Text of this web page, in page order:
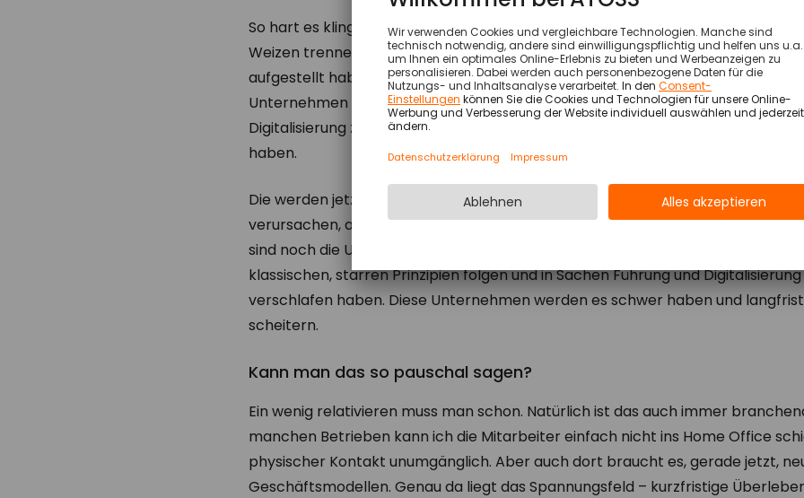
So hart es klingt, aber aufgrund dieser Krise wird sich in der
Weizen trennen. Denn da sind diejenigen, die sich durch eine entsprechende
aufgestellt haben und virtuelle Zusammenarbeit ohne Probleme möglich
Unternehmen werden die Krise gut überstehen. Dann gibt es die Betriebe, die
Digitalisierung zwar bereits erkannt, die Umsetzung bislang aber auf die lange
haben.
Die werden jetzt reagieren und geplante Konzepte umsetzen. Das wird zwar
verursachen, aber auch diese Unternehmen werden durch die Krise
sind noch die Unternehmen da, die ich die Ablehner nenne. Diejenigen, die
klassischen, starren Prinzipien folgen und in Sachen Führung und
verschlafen haben. Diese Unternehmen werden es schwer haben und
scheitern.
Kann man das so pauschal sagen?
Ein wenig relativieren muss man schon. Natürlich ist das auch immer
manchen Betrieben kann ich die Mitarbeiter einfach nicht ins Home Office
physischer Kontakt unumgänglich. Aber auch dort braucht es, gerade jetzt,
Geschäftsmodellen. Genau da liegt das Spannungsfeld – kurzfristige